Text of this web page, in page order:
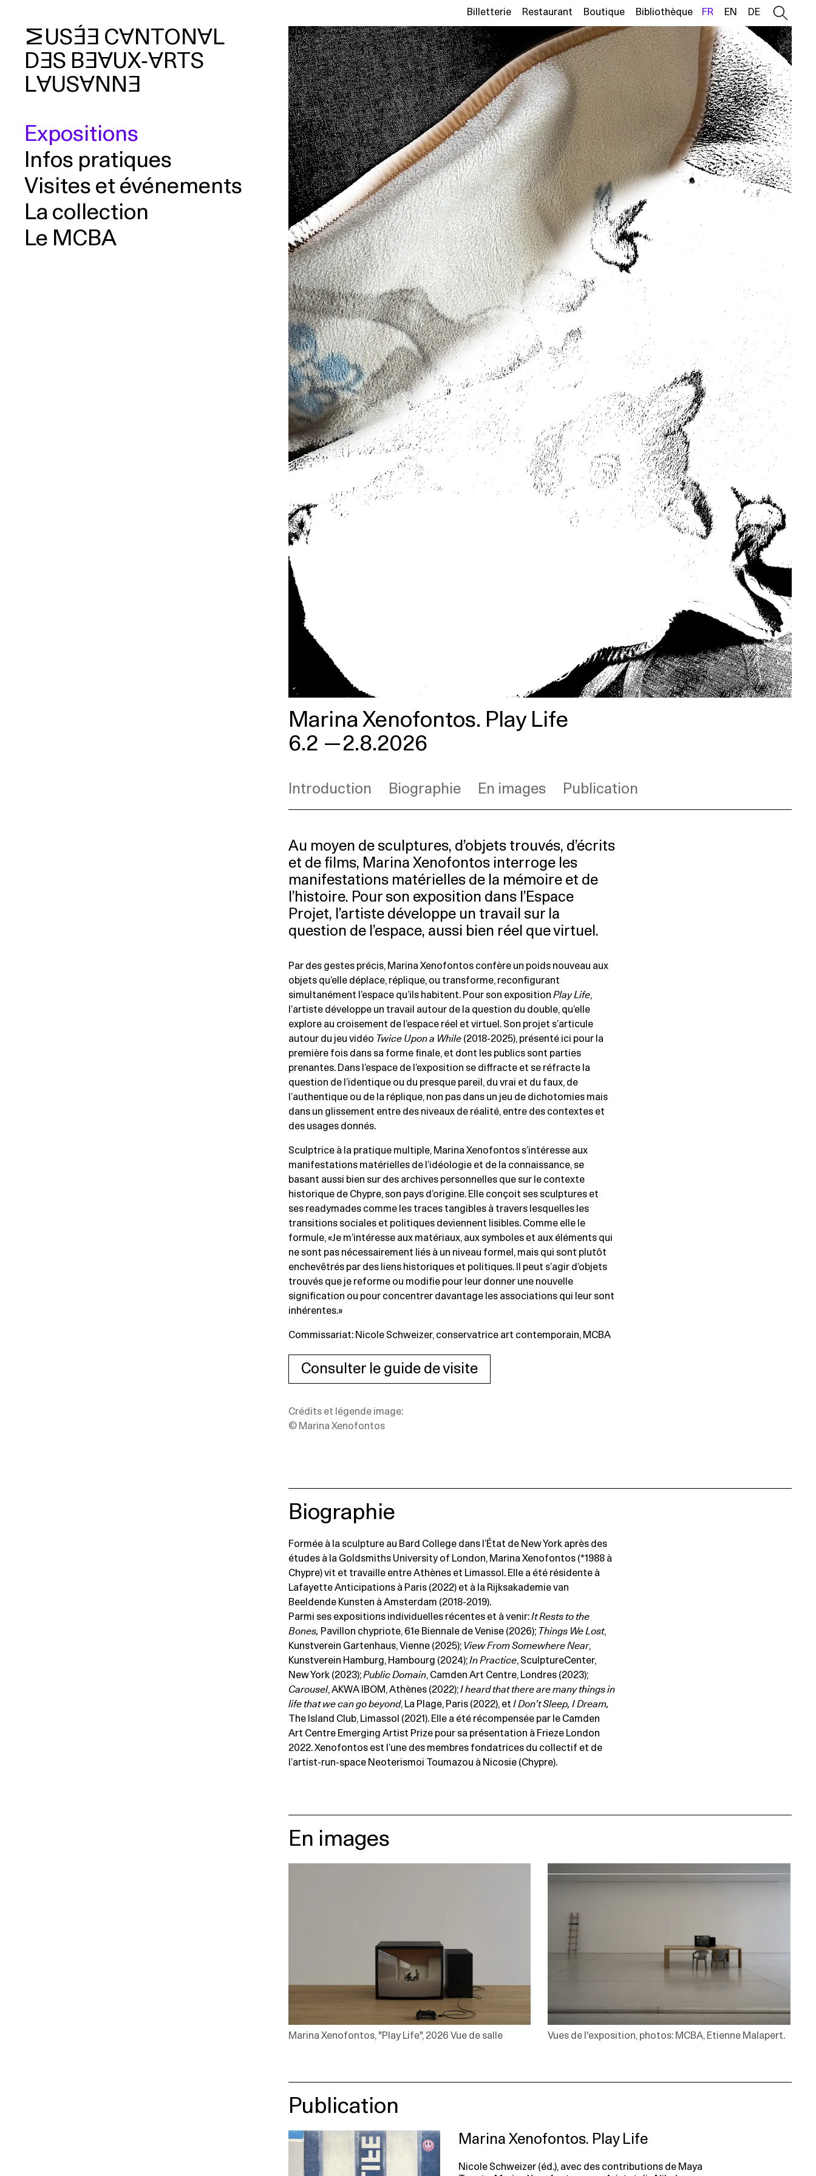
MUSÉE CANTONAL
DES BEAUX‑ARTS
LAUSANNE
Expositions
Infos pratiques
Visites et événements
La collection
Le MCBA
Billetterie Restaurant Boutique Bibliothèque FR EN DE
Marina Xenofontos. Play Life
6.2 —2.8.2026
Introduction Biographie En images Publication
Au moyen de sculptures, d’objets trouvés, d’écrits
et de films, Marina Xenofontos interroge les
manifestations matérielles de la mémoire et de
l’histoire. Pour son exposition dans l’Espace
Projet, l’artiste développe un travail sur la
question de l’espace, aussi bien réel que virtuel.
Par des gestes précis, Marina Xenofontos confère un poids nouveau aux
objets qu’elle déplace, réplique, ou transforme, reconfigurant
simultanément l’espace qu’ils habitent. Pour son exposition Play Life,
l’artiste développe un travail autour de la question du double, qu’elle
explore au croisement de l’espace réel et virtuel. Son projet s’articule
autour du jeu vidéo Twice Upon a While(2018-2025), présenté ici pour la
première fois dans sa forme finale, et dont les publics sont parties
prenantes. Dans l’espace de l’exposition se diffracte et se réfracte la
question de l’identique ou du presque pareil, du vrai et du faux, de
l’authentique ou de la réplique, non pas dans un jeu de dichotomies mais
dans un glissement entre des niveaux de réalité, entre des contextes et
des usages donnés.
Sculptrice à la pratique multiple, Marina Xenofontos s’intéresse aux
manifestations matérielles de l’idéologie et de la connaissance, se
basant aussi bien sur des archives personnelles que sur le contexte
historique de Chypre, son pays d’origine. Elle conçoit ses sculptures et
ses readymades comme les traces tangibles à travers lesquelles les
transitions sociales et politiques deviennent lisibles. Comme elle le
formule, «Je m’intéresse aux matériaux, aux symboles et aux éléments qui
ne sont pas nécessairement liés à un niveau formel, mais qui sont plutôt
enchevêtrés par des liens historiques et politiques. Il peut s’agir d’objets
trouvés que je reforme ou modifie pour leur donner une nouvelle
signification ou pour concentrer davantage les associations qui leur sont
inhérentes.»
Commissariat: Nicole Schweizer, conservatrice art contemporain, MCBA
Consulter le guide de visite
Crédits et légende image:
© Marina Xenofontos
Biographie
Formée à la sculpture au Bard College dans l’État de New York après des
études à la Goldsmiths University of London, Marina Xenofontos (*1988 à
Chypre) vit et travaille entre Athènes et Limassol. Elle a été résidente à
Lafayette Anticipations à Paris (2022) et à la Rijksakademie van
Beeldende Kunsten à Amsterdam (2018-2019).
Parmi ses expositions individuelles récentes et à venir:It Rests to the
Bones, Pavillon chypriote, 61e Biennale de Venise (2026); Things We Lost,
Kunstverein Gartenhaus, Vienne (2025); View From Somewhere Near,
Kunstverein Hamburg, Hambourg (2024);In Practice, SculptureCenter,
New York (2023);Public Domain, Camden Art Centre, Londres (2023);
Carousel, AKWA IBOM, Athènes (2022);I heard that there are many things in
life that we can go beyond, La Plage, Paris (2022), et I Don’t Sleep, I Dream,
The Island Club, Limassol (2021). Elle a été récompensée par le Camden
Art Centre Emerging Artist Prize pour sa présentation à Frieze London
2022. Xenofontos est l’une des membres fondatrices du collectif et de
l’artist-run-space Neoterismoi Toumazou à Nicosie (Chypre).
En images
Marina Xenofontos, "Play Life", 2026 Vue de salle Vues de l'exposition, photos: MCBA, Etienne Malapert.
Publication
Marina Xenofontos. Play Life
Nicole Schweizer (éd.), avec des contributions de Maya